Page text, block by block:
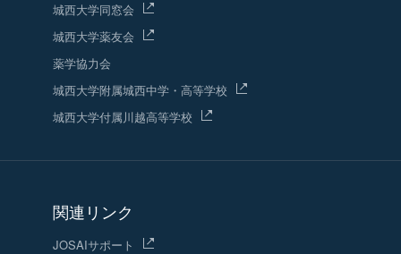
城西大学同窓会
城西大学薬友会
薬学協力会
城西大学附属城西中学・高等学校
城西大学付属川越高等学校
関連リンク
JOSAIサポート